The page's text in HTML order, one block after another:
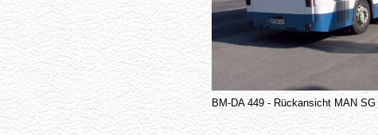
BM-DA 449 - Rückansicht MAN SG